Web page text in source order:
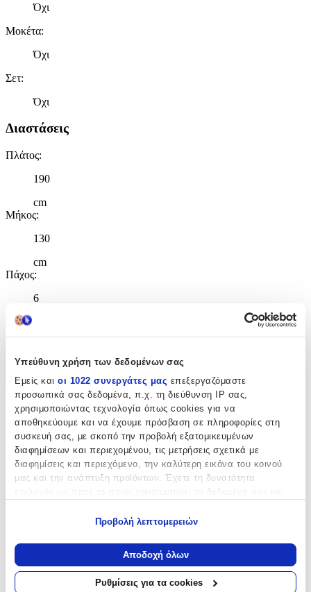
Υπεύθυνη χρήση των δεδομένων σας
Εμείς και οι 1022 συνεργάτες μας επεξεργαζόμαστε
προσωπικά σας δεδομένα, π.χ. τη διεύθυνση IP σας,
χρησιμοποιώντας τεχνολογία όπως cookies για να
αποθηκεύουμε και να έχουμε πρόσβαση σε πληροφορίες στη
συσκευή σας, με σκοπό την προβολή εξατομικευμένων
διαφημίσεων και περιεχομένου, τις μετρήσεις σχετικά με
διαφημίσεις και περιεχόμενο, την καλύτερη εικόνα του κοινού
μας και την ανάπτυξη προϊόντων. Έχετε τη δυνατότητα
Να συλλέξουμε πληροφορίες σχετικά με τη γεωγραφική
σας τοποθεσία, οι οποίες μπορεί να είναι ακριβείς σε
απόσταση μερικών μέτρων
Προβολή λεπτομερειών
Αποδοχή όλων
Ρυθμίσεις για τα cookies
Όχι
Μοκέτα:
Όχι
Σετ:
Όχι
Διαστάσεις
Πλάτος:
190
cm
Μήκος:
130
cm
Πάχος:
6
Χαρακτηριστικά
+
Χαρακτηριστικά
Κατασκευαστής :
OEM
Συνθετικό
Κατασκευή: